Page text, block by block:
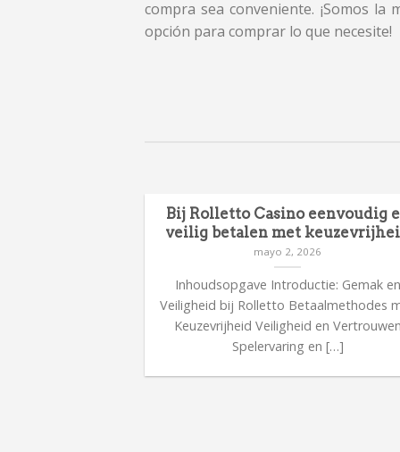
compra sea conveniente. ¡Somos la
opción para comprar lo que necesite!
Bij Rolletto Casino eenvoudig
veilig betalen met
mayo 2, 2026
Inhoudsopgave Introductie: Gemak en
Veiligheid bij Rolletto Betaalmethodes
Keuzevrijheid Veiligheid en
Spelervaring en […]